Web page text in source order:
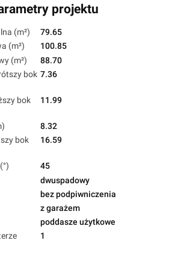
projektu
(m²)
79.65
(m²)
100.85
(m²)
88.70
bok 7.36
bok
11.99
8.32
bok
16.59
45
dwuspadowy
bez podpiwniczenia
z garażem
poddasze użytkowe
1